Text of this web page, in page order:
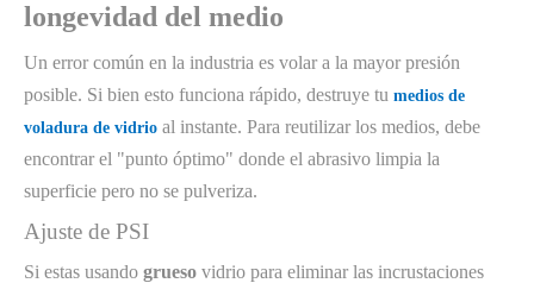
longevidad del medio
Un error común en la industria es volar a la mayor presión
posible. Si bien esto funciona rápido, destruye tu medios de
voladura de vidrio al instante. Para reutilizar los medios, debe
encontrar el "punto óptimo" donde el abrasivo limpia la
superficie pero no se pulveriza.
Ajuste de PSI
Si estas usando grueso vidrio para eliminar las incrustaciones